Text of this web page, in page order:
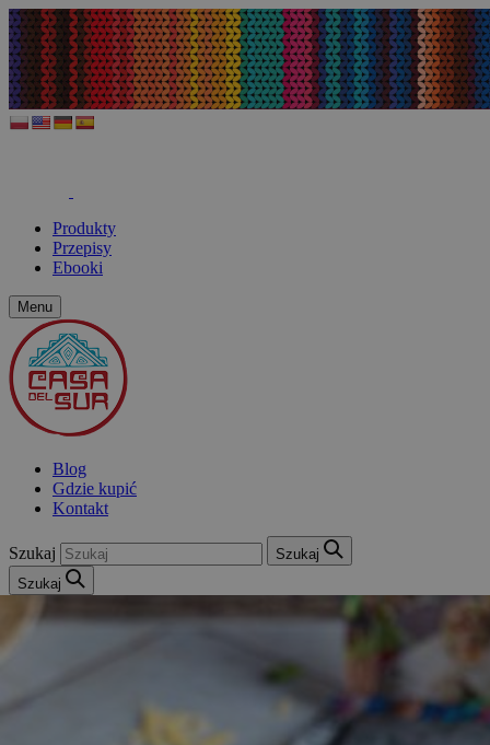
Produkty
Przepisy
Ebooki
Menu
Blog
Gdzie kupić
Kontakt
Szukaj
Szukaj
Szukaj